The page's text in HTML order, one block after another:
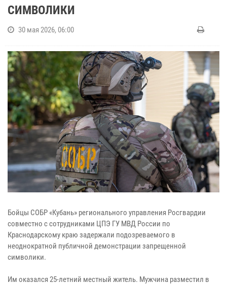
СИМВОЛИКИ
30 мая 2026, 06:00
Бойцы СОБР «Кубань» регионального управления Росгвардии
совместно с сотрудниками ЦПЭ ГУ МВД России по
Краснодарскому краю задержали подозреваемого в
неоднократной публичной демонстрации запрещенной
символики.
Им оказался 25-летний местный житель. Мужчина разместил в